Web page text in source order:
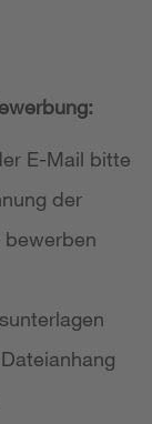
E-Mail bitte
der
bewerben